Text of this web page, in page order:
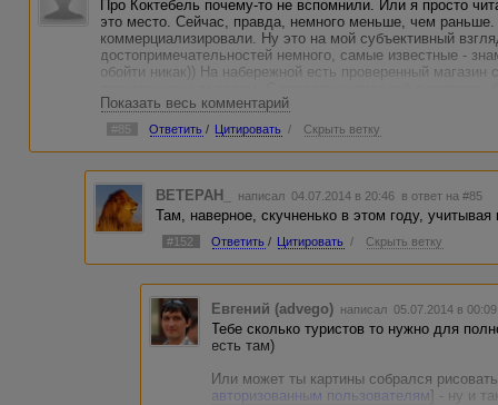
Про Коктебель почему-то не вспомнили. Или я просто
это место. Сейчас, правда, немного меньше, чем
коммерциализировали. Ну это на мой субъективный
достопримечательностей немного, самые известные -
обойти никак)) На набережной есть проверенный
нормальной едой, аквапарк, дельфинарий. Пляж -
нужно съездить на экскурсии в Новый Свет и на завод
Показать весь комментарий
#85 Ответить / Цитировать / Скрыть ветку
BETEPAH_ написал 04.07.2014 в 20:46 в ответ на #85
Там, наверное, скучненько в этом году, учитывая
#152 Ответить / Цитировать / Скрыть ветку
Евгений (advego) написал 05.07.2014 в
Тебе сколько туристов то нужно для
есть там)
Или может ты картины собрался
авторизованным пользователям] - ну и